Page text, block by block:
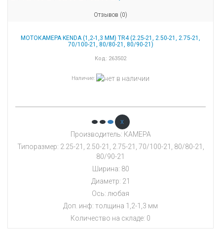
Отзывов (0)
МОТОКАМЕРА KENDA (1,2-1,3 ММ) TR4 (2.25-21, 2.50-21, 2.75-21,
70/100-21, 80/80-21, 80/90-21)
Код: 263502
Наличие:
x
Производитель: КАМЕРА
Типоразмер: 2.25-21, 2.50-21, 2.75-21, 70/100-21, 80/80-21,
80/90-21
Ширина: 80
Диаметр: 21
Ось: любая
Доп. инф: толщина 1,2-1,3 мм
Количество на складе: 0